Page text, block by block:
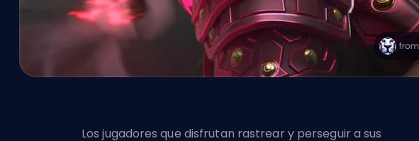
Los jugadores que disfrutan rastrear y perseguir a sus